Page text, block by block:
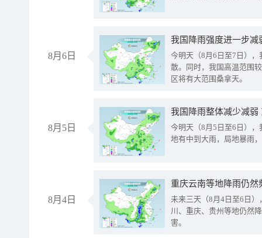
8月6日
今明天（8月6日至7日）
散。同时，我国高温范围
区将有大范围桑拿天。
8月5日
我国降雨整体减少减弱
今明天（8月5日至6日）
地有中到大雨，局地暴雨
8月4日
重庆云南等地降雨仍然
未来三天（8月4日至6日
川、重庆、贵州等地仍然
害。